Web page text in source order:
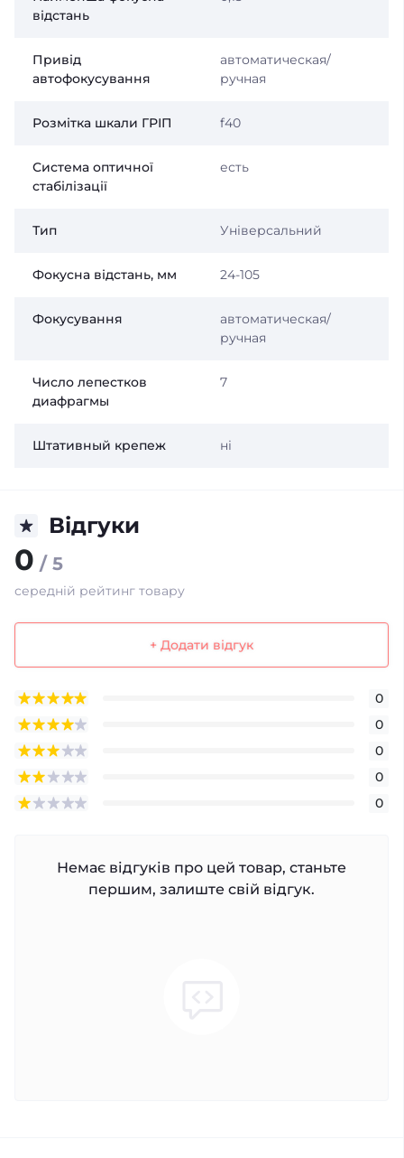
відстань
Привід
автофокусування
автоматическая/
ручная
Розмітка шкали ГРІП f40
Система оптичної
стабілізації
есть
Тип Універсальний
Фокусна відстань, мм 24-105
Фокусування
автоматическая/
ручная
Число лепестков
диафрагмы
7
Штативный крепеж ні
Відгуки
0 / 5
середній рейтинг товару
+ Додати відгук
0
0
0
0
0
Немає відгуків про цей товар, станьте
першим, залиште свій відгук.